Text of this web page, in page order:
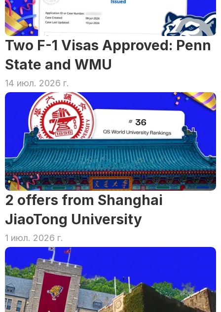
Two F-1 Visas Approved: Penn
State and WMU
14 июл. 2026 г.
2 offers from Shanghai
JiaoTong University
1 июл. 2026 г.